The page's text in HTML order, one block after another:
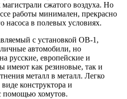
сжатого воздуха. Но
работы минимален, прекрасно
насоса в полевых условиях.
с установкой ОВ-1,
автомобили, но
русские, европейские и
имеют как резиновые, так и
металл в металл. Легко
конструктора и
помощью хомутов.